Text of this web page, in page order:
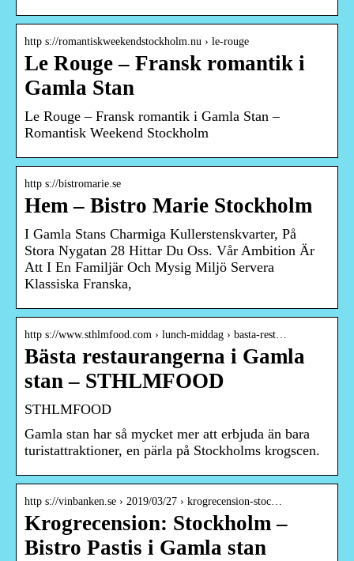
http s://romantiskweekendstockholm.nu › le-rouge
Le Rouge – Fransk romantik i
Gamla Stan
Le Rouge – Fransk romantik i Gamla Stan –
Romantisk Weekend Stockholm
http s://bistromarie.se
Hem – Bistro Marie Stockholm
I Gamla Stans Charmiga Kullerstenskvarter, På
Stora Nygatan 28 Hittar Du Oss. Vår Ambition Är
Att I En Familjär Och Mysig Miljö Servera
Klassiska Franska,
http s://www.sthlmfood.com › lunch-middag › basta-rest…
Bästa restaurangerna i Gamla
stan – STHLMFOOD
STHLMFOOD
Gamla stan har så mycket mer att erbjuda än bara
turistattraktioner, en pärla på Stockholms krogscen.
http s://vinbanken.se › 2019/03/27 › krogrecension-stoc…
Krogrecension: Stockholm –
Bistro Pastis i Gamla stan